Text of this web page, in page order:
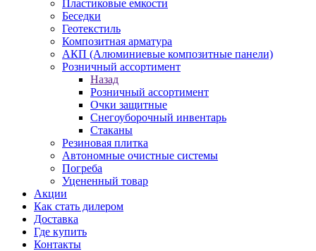
Пластиковые емкости
Беседки
Геотекстиль
Композитная арматура
АКП (Алюминиевые композитные панели)
Розничный ассортимент
Назад
Розничный ассортимент
Очки защитные
Снегоуборочный инвентарь
Стаканы
Резиновая плитка
Автономные очистные системы
Погреба
Уцененный товар
Акции
Как стать дилером
Доставка
Где купить
Контакты